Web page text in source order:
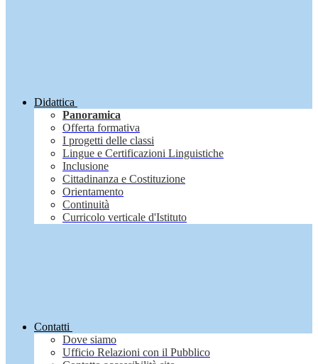
Didattica
Panoramica
Offerta formativa
I progetti delle classi
Lingue e Certificazioni Linguistiche
Inclusione
Cittadinanza e Costituzione
Orientamento
Continuità
Curricolo verticale d'Istituto
Contatti
Dove siamo
Ufficio Relazioni con il Pubblico